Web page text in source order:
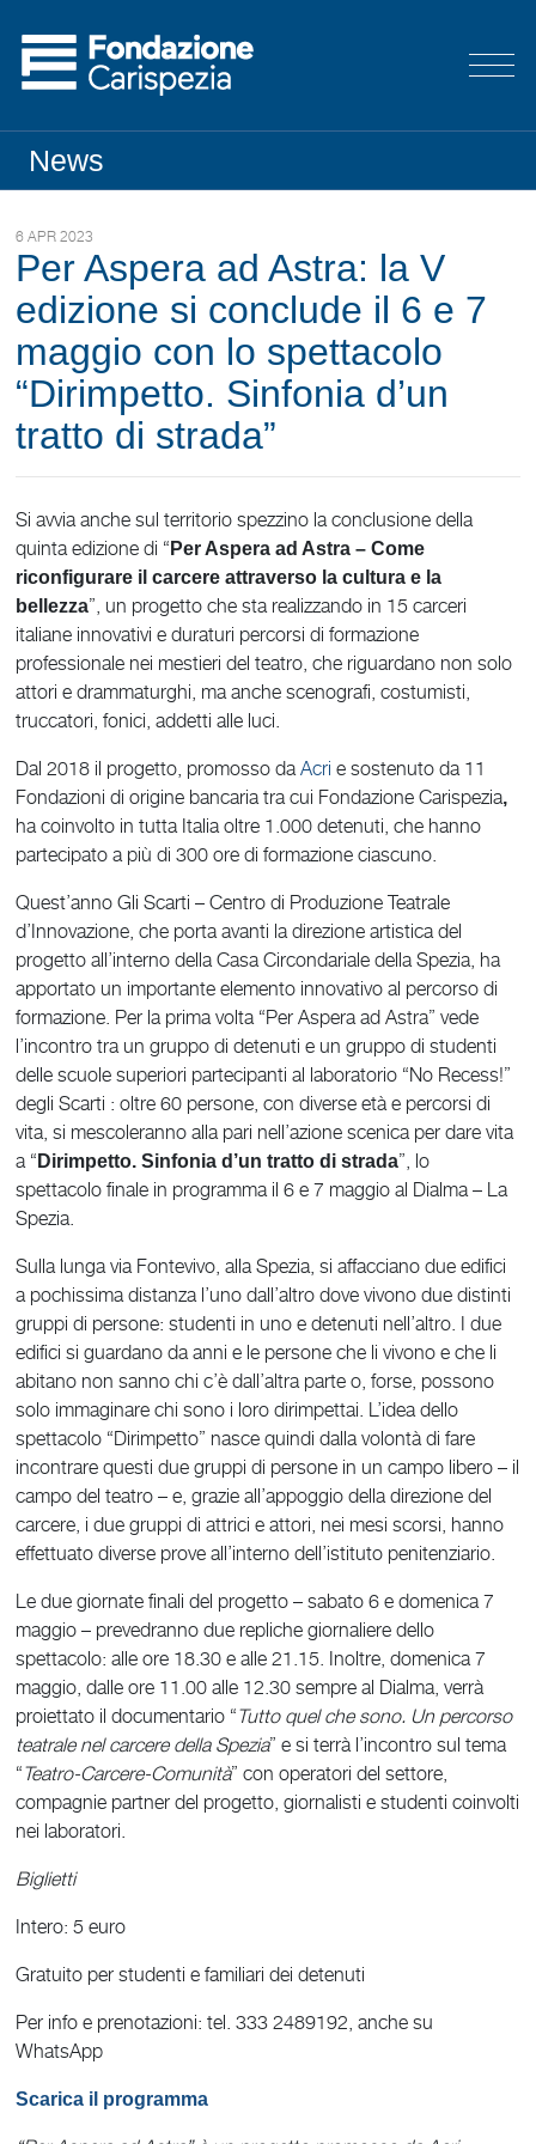
News
6 APR 2023
Per Aspera ad Astra: la V
edizione si conclude il 6 e 7
maggio con lo spettacolo
“Dirimpetto. Sinfonia d’un
tratto di strada”
Si avvia anche sul territorio spezzino la conclusione della
quinta edizione di “ Per Aspera ad Astra – Come
riconfigurare il carcere attraverso la cultura e la
bellezza”, un progetto che sta realizzando in 15 carceri
italiane innovativi e duraturi percorsi di formazione
professionale nei mestieri del teatro, che riguardano non solo
attori e drammaturghi, ma anche scenografi, costumisti,
truccatori, fonici, addetti alle luci.
Dal 2018 il progetto, promosso daAcrie sostenuto da 11
Fondazioni di origine bancaria tra cui Fondazione Carispezia,
ha coinvolto in tutta Italia oltre 1.000 detenuti, che hanno
partecipato a più di 300 ore di formazione ciascuno.
Quest’anno Gli Scarti – Centro di Produzione Teatrale
d’Innovazione, che porta avanti la direzione artistica del
progetto all’interno della Casa Circondariale della Spezia, ha
apportato un importante elemento innovativo al percorso di
formazione. Per la prima volta “Per Aspera ad Astra” vede
l’incontro tra un gruppo di detenuti e un gruppo di studenti
delle scuole superiori partecipanti al laboratorio “No Recess!”
degli Scarti : oltre 60 persone, con diverse età e percorsi di
vita, si mescoleranno alla pari nell’azione scenica per dare vita
a “ Dirimpetto. Sinfonia d’un tratto di strada”, lo
spettacolo finale in programma il 6 e 7 maggio al Dialma – La
Spezia.
Sulla lunga via Fontevivo, alla Spezia, si affacciano due edifici
a pochissima distanza l’uno dall’altro dove vivono due distinti
gruppi di persone: studenti in uno e detenuti nell’altro. I due
edifici si guardano da anni e le persone che li vivono e che li
abitano non sanno chi c’è dall’altra parte o, forse, possono
solo immaginare chi sono i loro dirimpettai. L’idea dello
spettacolo “Dirimpetto” nasce quindi dalla volontà di fare
incontrare questi due gruppi di persone in un campo libero – il
campo del teatro – e, grazie all’appoggio della direzione del
carcere, i due gruppi di attrici e attori, nei mesi scorsi, hanno
effettuato diverse prove all’interno dell’istituto penitenziario.
Le due giornate finali del progetto – sabato 6 e domenica 7
maggio – prevedranno due repliche giornaliere dello
spettacolo: alle ore 18.30 e alle 21.15. Inoltre, domenica 7
maggio, dalle ore 11.00 alle 12.30 sempre al Dialma, verrà
proiettato il documentario “Tutto quel che sono. Un percorso
teatrale nel carcere della Spezia” e si terrà l’incontro sul tema
“Teatro-Carcere-Comunità” con operatori del settore,
compagnie partner del progetto, giornalisti e studenti coinvolti
nei laboratori.
Biglietti
Intero: 5 euro
Gratuito per studenti e familiari dei detenuti
Per info e prenotazioni: tel. 333 2489192, anche su
WhatsApp
Scarica il programma